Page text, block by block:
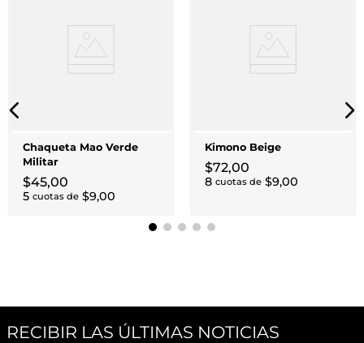
Chaqueta Mao Verde
Militar
$45,00
5 cuotas de $9,00
Kimono Beige
$72,00
8 cuotas de $9,00
RECIBIR LAS ÚLTIMAS NOTICIAS